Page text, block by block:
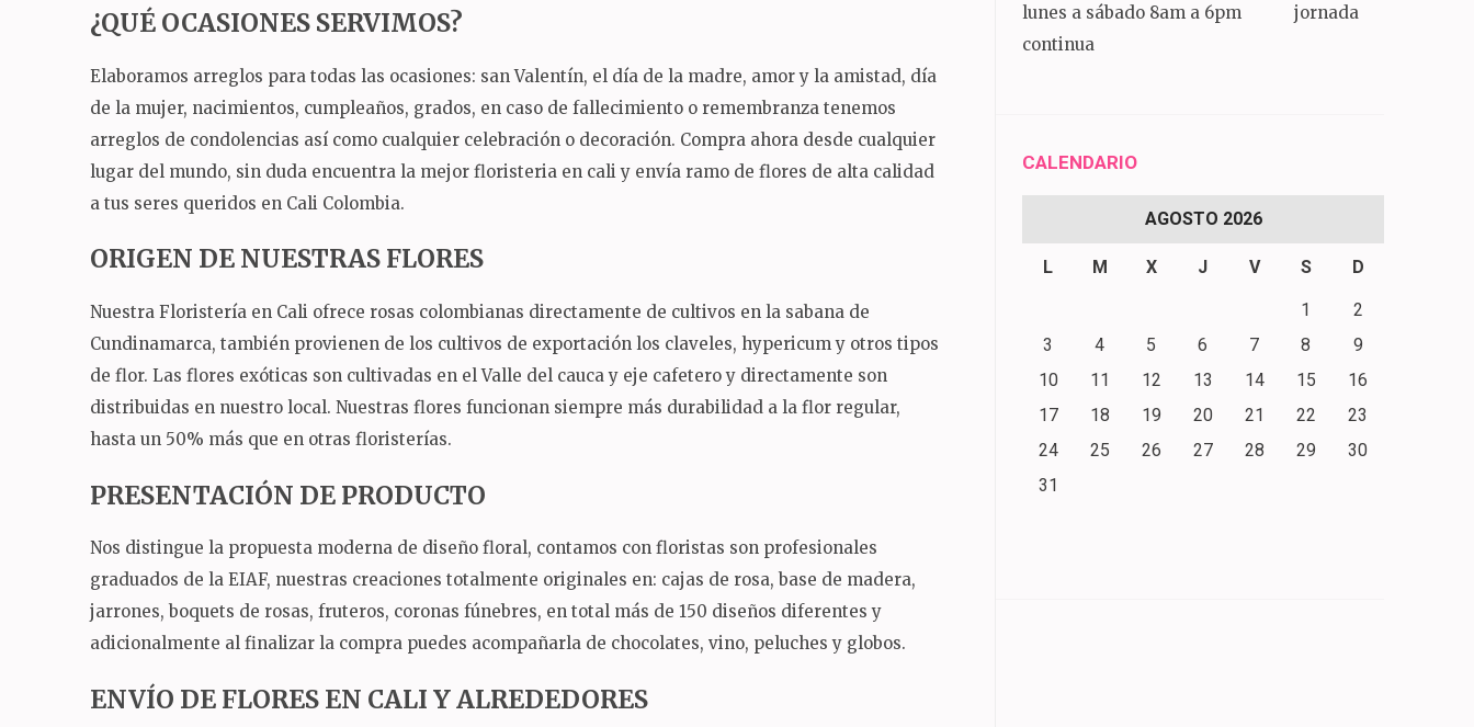
¿QUÉ OCASIONES SERVIMOS?
Elaboramos arreglos para todas las ocasiones: san Valentín, el día de la madre, amor y la amistad, día
de la mujer, nacimientos, cumpleaños, grados, en caso de fallecimiento o remembranza tenemos
arreglos de condolencias así como cualquier celebración o decoración. Compra ahora desde cualquier
lugar del mundo, sin duda encuentra la mejor floristeria en cali y envía ramo de flores de alta calidad
a tus seres queridos en Cali Colombia.
ORIGEN DE NUESTRAS FLORES
Nuestra Floristería en Cali ofrece rosas colombianas directamente de cultivos en la sabana de
Cundinamarca, también provienen de los cultivos de exportación los claveles, hypericum y otros tipos
de flor. Las flores exóticas son cultivadas en el Valle del cauca y eje cafetero y directamente son
distribuidas en nuestro local. Nuestras flores funcionan siempre más durabilidad a la flor regular,
hasta un 50% más que en otras floristerías.
PRESENTACIÓN DE PRODUCTO
Nos distingue la propuesta moderna de diseño floral, contamos con floristas son profesionales
graduados de la EIAF, nuestras creaciones totalmente originales en: cajas de rosa, base de madera,
jarrones, boquets de rosas, fruteros, coronas fúnebres, en total más de 150 diseños diferentes y
adicionalmente al finalizar la compra puedes acompañarla de chocolates, vino, peluches y globos.
ENVÍO DE FLORES EN CALI Y ALREDEDORES
lunes a sábado 8am a 6pm jornada
continua
CALENDARIO
AGOSTO 2026
L M X J V S D
1
2
3
4 5 6 7 8
9
10
11 12 13 14 15
16
17
18 19 20 21 22
23
24
25 26 27 28 29
30
31